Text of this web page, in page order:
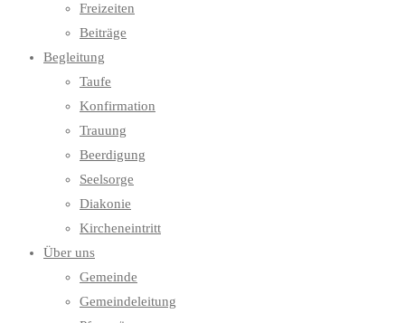
Freizeiten
Beiträge
Begleitung
Taufe
Konfirmation
Trauung
Beerdigung
Seelsorge
Diakonie
Kircheneintritt
Über uns
Gemeinde
Gemeindeleitung